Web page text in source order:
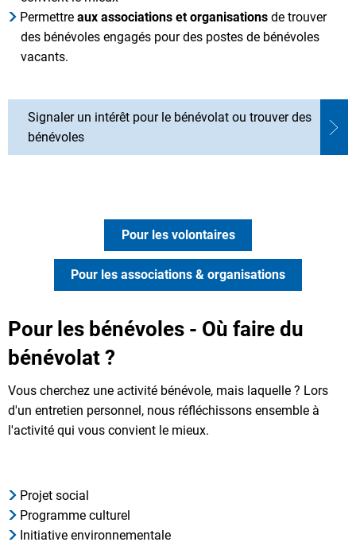
Permettreaux associations et organisations de trouver
des bénévoles engagés pour des postes de bénévoles
vacants.
Signaler un intérêt pour le bénévolat ou trouver des
bénévoles
Pour les volontaires
Pour les associations & organisations
Pour les bénévoles - Où faire du
bénévolat ?
Vous cherchez une activité bénévole, mais laquelle ? Lors
d'un entretien personnel, nous réfléchissons ensemble à
l'activité qui vous convient le mieux.
Projet social
Programme culturel
Initiative environnementale